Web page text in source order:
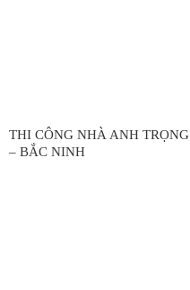
THI CÔNG NHÀ ANH TRỌNG
– BẮC NINH